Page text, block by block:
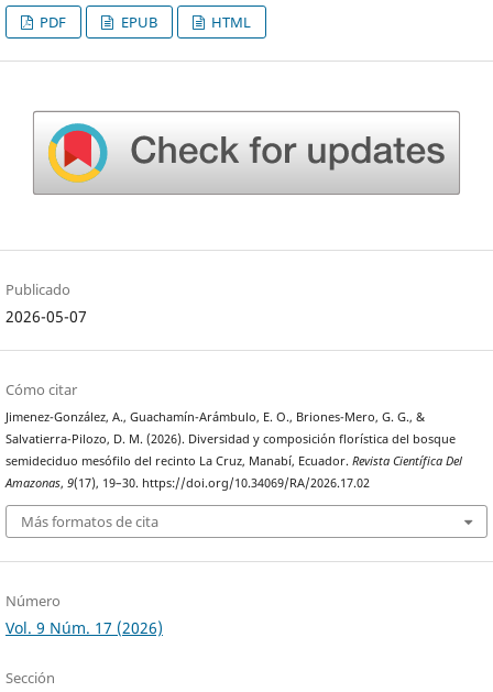
PDF EPUB HTML
Publicado
2026-05-07
Cómo citar
Jimenez-González, A., Guachamín-Arámbulo, E. O., Briones-Mero, G. G., &
Salvatierra-Pilozo, D. M. (2026). Diversidad y composición florística del bosque
semideciduo mesófilo del recinto La Cruz, Manabí, Ecuador. Revista Científica Del
Amazonas, 9(17), 19–30. https://doi.org/10.34069/RA/2026.17.02
Más formatos de cita
Número
Vol. 9 Núm. 17 (2026)
Sección